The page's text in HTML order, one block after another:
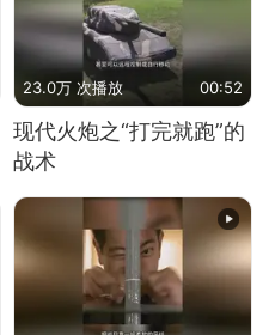
23.0万 次播放 00:52
现代火炮之“打完就跑”的
战术